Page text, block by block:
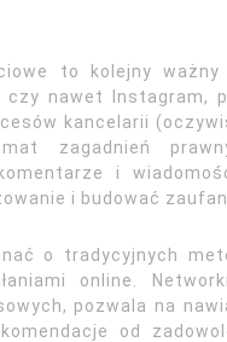
to kolejny
czy nawet
kancelarii
zagadnień
i
i budować
o tradycyjnych
online.
pozwala na
od